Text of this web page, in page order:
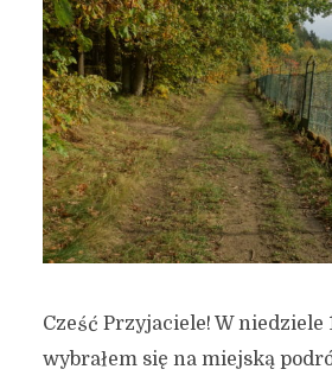
Cześć Przyjaciele! W niedziele
wybrałem się na miejską